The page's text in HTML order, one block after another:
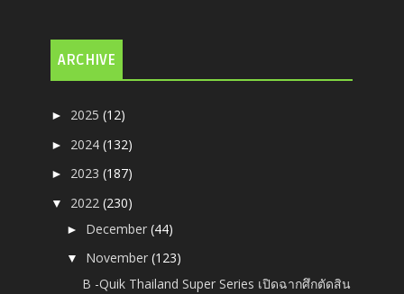
ARCHIVE
► 2025(12)
► 2024(132)
► 2023(187)
▼ 2022(230)
► December(44)
▼ November(123)
B -Quik Thailand Super Series เปิดฉากศึกตัดสิน